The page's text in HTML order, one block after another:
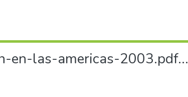
en-las-americas-2003.pdf...